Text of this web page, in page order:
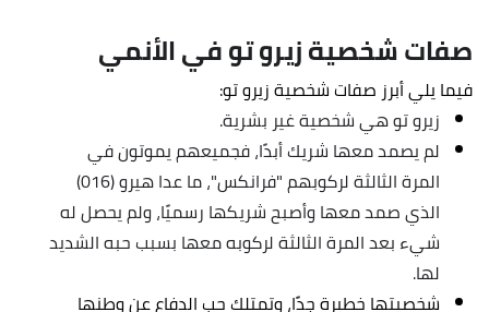
صفات شخصية زيرو تو في الأنمي
فيما يلي أبرز صفات شخصية زيرو تو:
زيرو تو هي شخصية غير بشرية.
لم يصمد معها شريك أبدًا، فجميعهم يموتون في
المرة الثالثة لركوبهم "فرانكس"، ما عدا هيرو (016)
الذي صمد معها وأصبح شريكها رسميًا، ولم يحصل له
شيء بعد المرة الثالثة لركوبه معها بسبب حبه الشديد
لها.
شخصيتها خطيرة جدًا، وتمتلك حب الدفاع عن وطنها